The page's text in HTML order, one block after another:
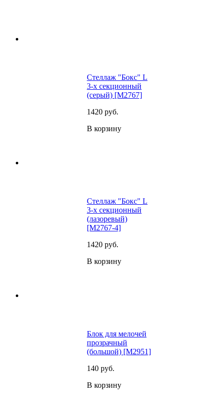
Стеллаж "Бокс" L
3-х секционный
(серый) [M2767]
1420 руб.
В корзину
Стеллаж "Бокс" L
3-х секционный
(лазоревый)
[M2767-4]
1420 руб.
В корзину
Блок для мелочей
прозрачный
(большой) [M2951]
140 руб.
В корзину